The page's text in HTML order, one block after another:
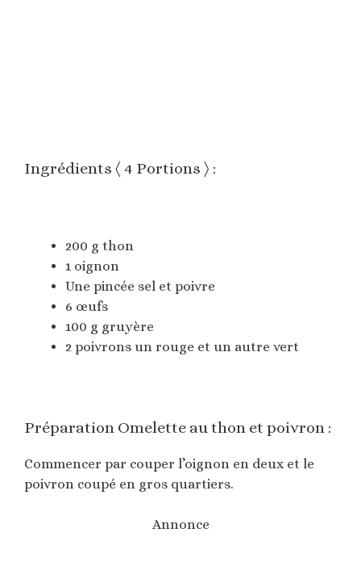
Ingrédients 〈 4 Portions 〉 :
200 g thon
1 oignon
Une pincée sel et poivre
6 œufs
100 g gruyère
2 poivrons un rouge et un autre vert
Préparation Omelette au thon et poivron :
Commencer par couper l’oignon en deux et le
poivron coupé en gros quartiers.
Annonce